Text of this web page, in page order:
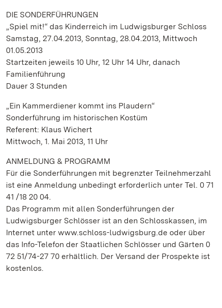
DIE SONDERFÜHRUNGEN
„Spiel mit!“ das Kinderreich im Ludwigsburger Schloss
Samstag, 27.04.2013, Sonntag, 28.04.2013, Mittwoch
01.05.2013
Startzeiten jeweils 10 Uhr, 12 Uhr 14 Uhr, danach
Familienführung
Dauer 3 Stunden
„Ein Kammerdiener kommt ins Plaudern“
Sonderführung im historischen Kostüm
Referent: Klaus Wichert
Mittwoch, 1. Mai 2013, 11 Uhr
ANMELDUNG & PROGRAMM
Für die Sonderführungen mit begrenzter Teilnehmerzahl
ist eine Anmeldung unbedingt erforderlich unter Tel. 0 71
41 /18 20 04.
Das Programm mit allen Sonderführungen der
Ludwigsburger Schlösser ist an den Schlosskassen, im
Internet unter www.schloss-ludwigsburg.de oder über
das Info-Telefon der Staatlichen Schlösser und Gärten 0
72 51/74-27 70 erhältlich. Der Versand der Prospekte ist
kostenlos.